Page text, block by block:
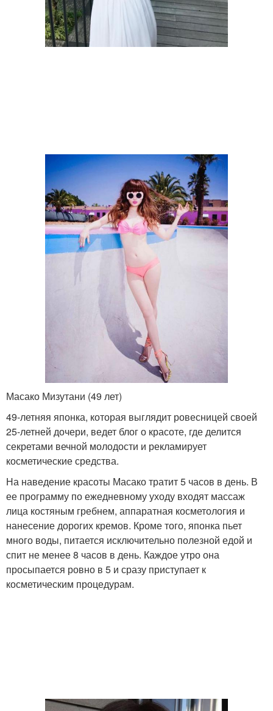
Масако Мизутани (49 лет)
49-летняя японка, которая выглядит ровесницей своей
25-летней дочери, ведет блог о красоте, где делится
секретами вечной молодости и рекламирует
косметические средства.
На наведение красоты Масако тратит 5 часов в день. В
ее программу по ежедневному уходу входят массаж
лица костяным гребнем, аппаратная косметология и
нанесение дорогих кремов. Кроме того, японка пьет
много воды, питается исключительно полезной едой и
спит не менее 8 часов в день. Каждое утро она
просыпается ровно в 5 и сразу приступает к
косметическим процедурам.